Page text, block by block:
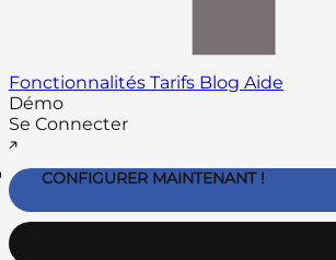
Fonctionnalités Tarifs Blog Aide
Démo
Se Connecter
CONFIGURER MAINTENANT !